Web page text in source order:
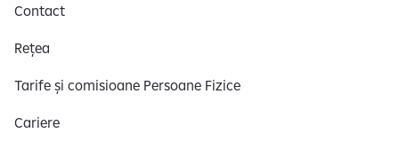
Contact
Rețea
Tarife și comisioane Persoane Fizice
Cariere